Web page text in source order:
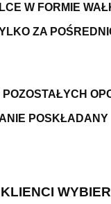
W FORMIE
ZA
POSKŁADANY